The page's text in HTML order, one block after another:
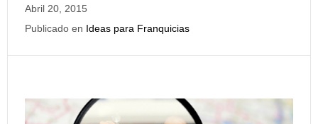
Abril 20, 2015
Publicado en Ideas para Franquicias